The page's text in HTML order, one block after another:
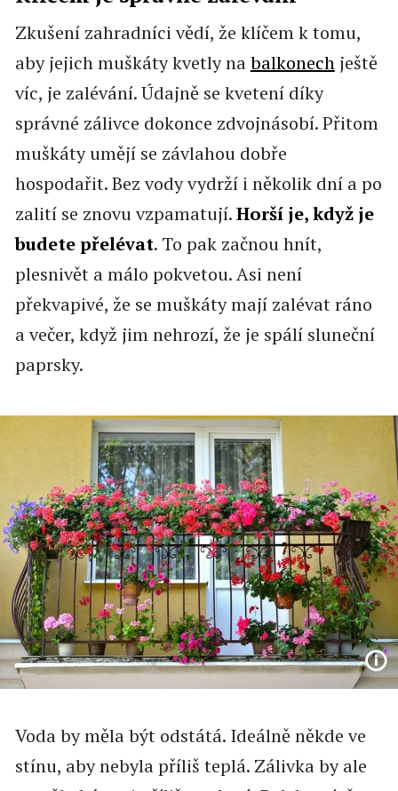
Zkušení zahradníci vědí, že klíčem k tomu,
aby jejich muškáty kvetly nabalkonechještě
víc, je zalévání. Údajně se kvetení díky
správné zálivce dokonce zdvojnásobí. Přitom
muškáty umějí se závlahou dobře
hospodařit. Bez vody vydrží i několik dní a po
zalití se znovu vzpamatují.Horší je, když je
budete přelévat. To pak začnou hnít,
plesnivět a málo pokvetou. Asi není
překvapivé, že se muškáty mají zalévat ráno
a večer, když jim nehrozí, že je spálí sluneční
paprsky.
Voda by měla být odstátá. Ideálně někde ve
stínu, aby nebyla příliš teplá. Zálivka by ale